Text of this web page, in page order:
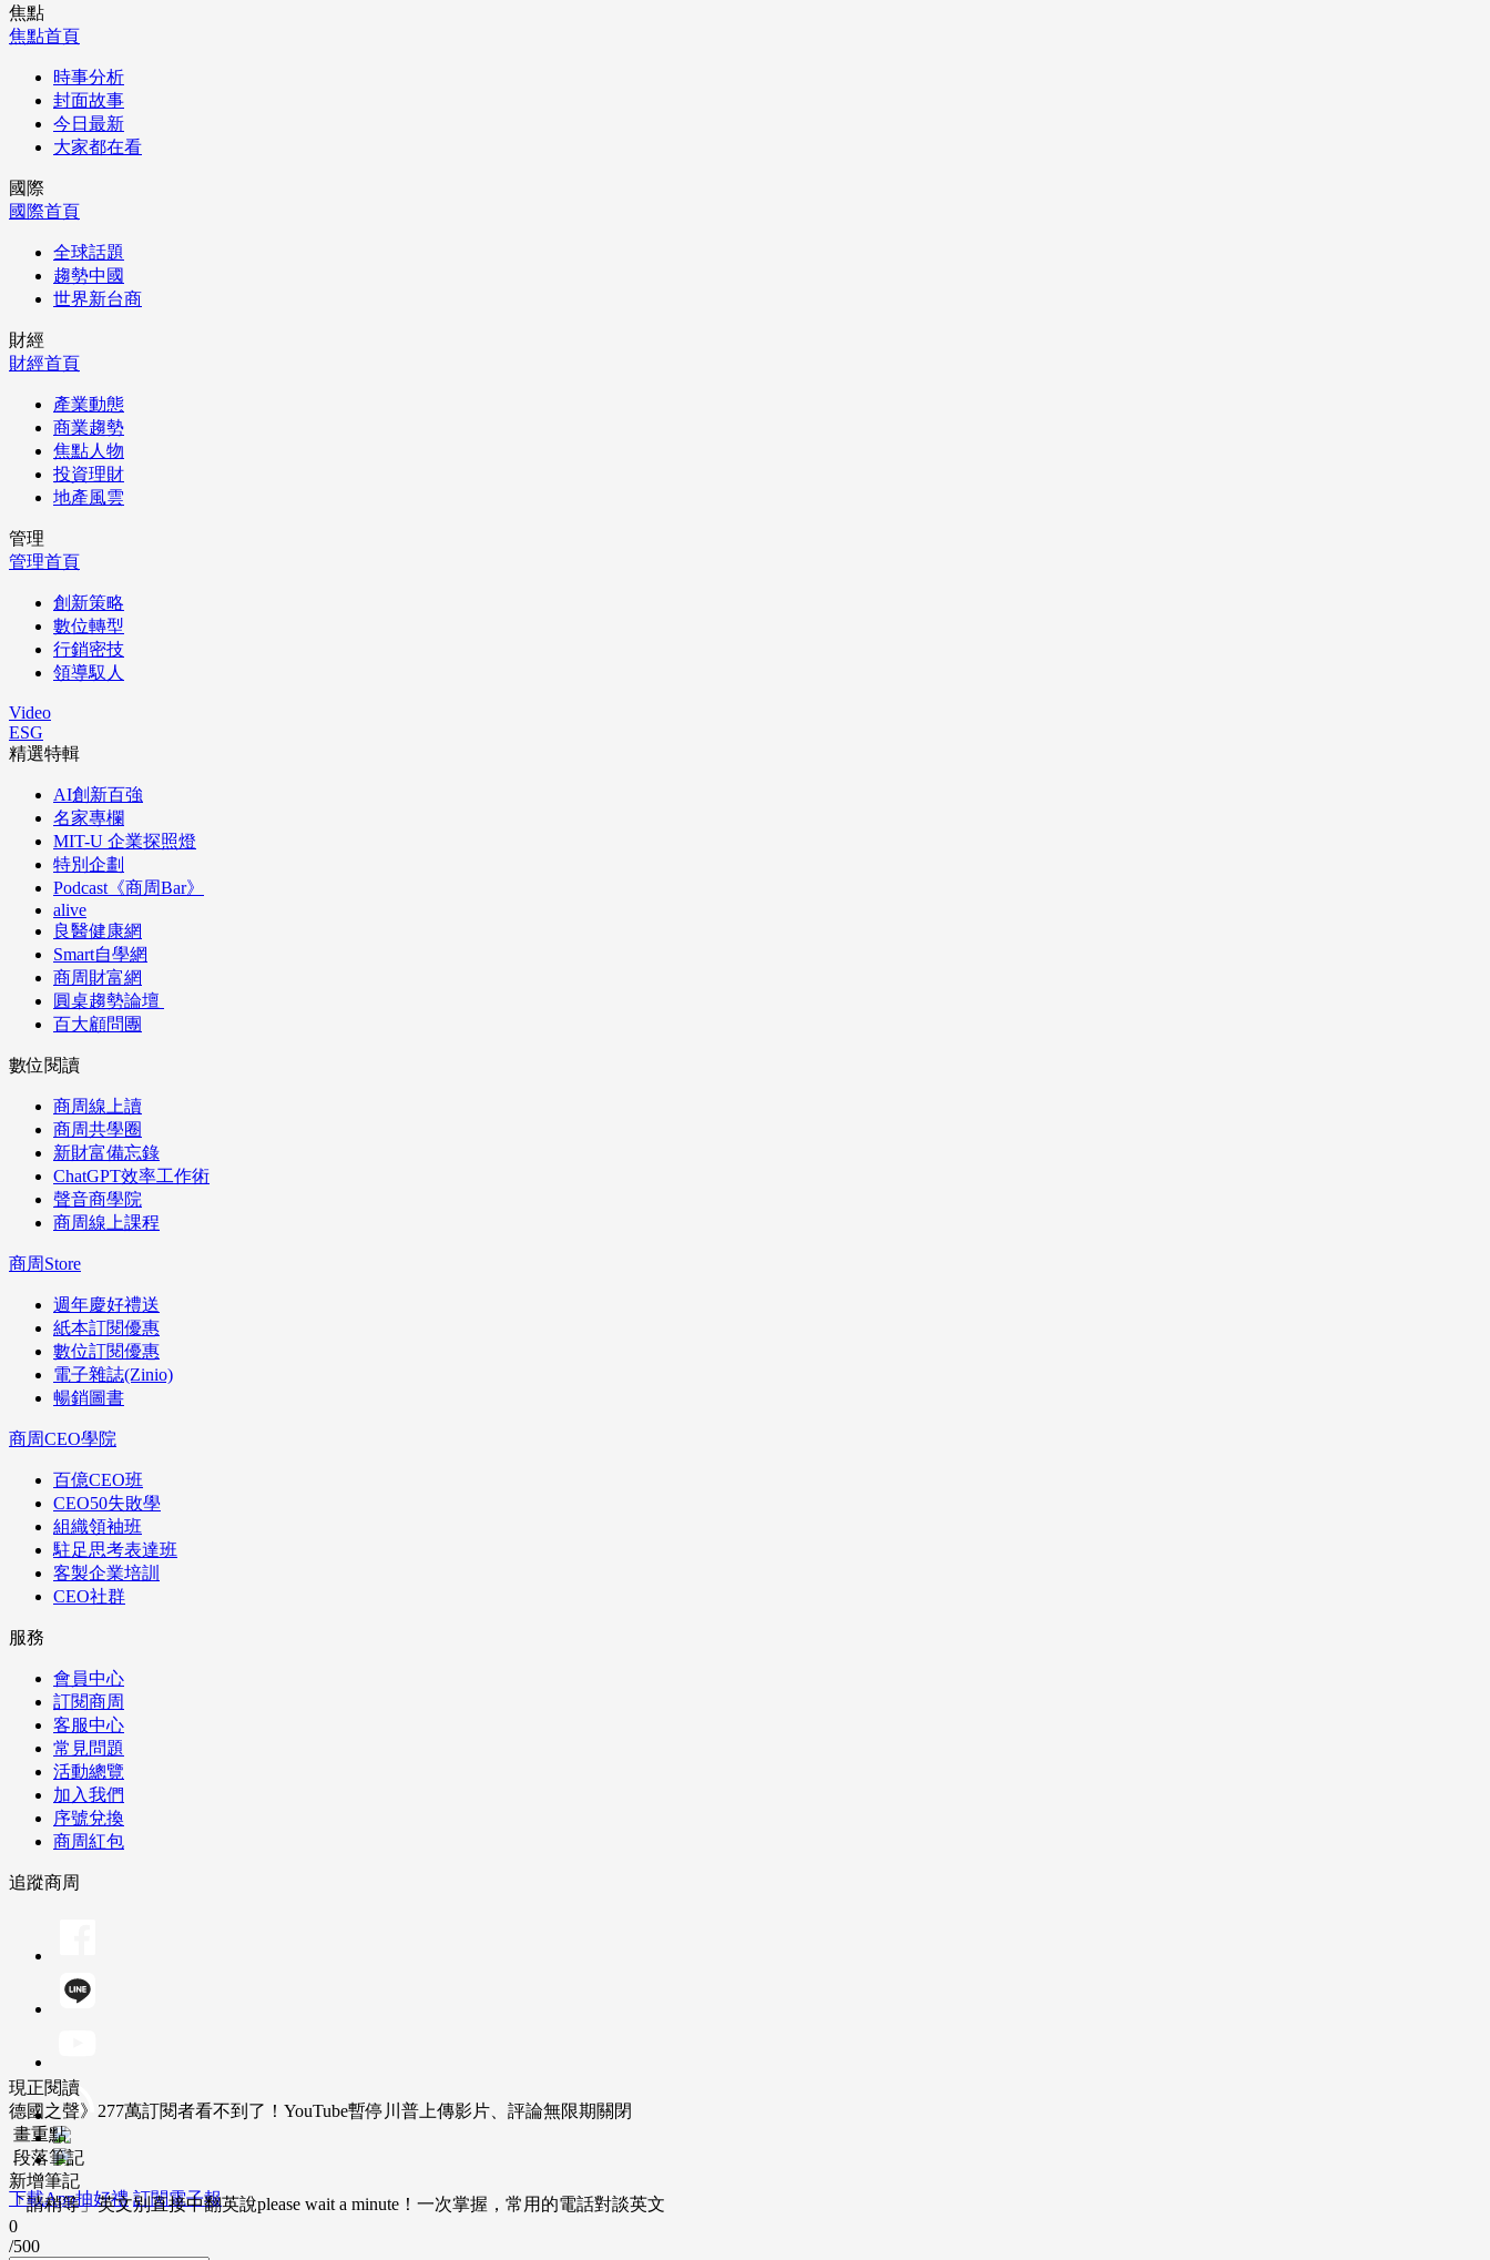
焦點
焦點首頁
時事分析
封面故事
今日最新
大家都在看
國際
國際首頁
全球話題
趨勢中國
世界新台商
財經
財經首頁
產業動態
商業趨勢
焦點人物
投資理財
地產風雲
管理
管理首頁
創新策略
數位轉型
行銷密技
領導馭人
Video
ESG
精選特輯
AI創新百強
名家專欄
MIT-U 企業探照燈
特別企劃
Podcast《商周Bar》
alive
良醫健康網
Smart自學網
商周財富網
圓桌趨勢論壇
百大顧問團
數位閱讀
商周線上讀
商周共學圈
新財富備忘錄
ChatGPT效率工作術
聲音商學院
商周線上課程
商周Store
週年慶好禮送
紙本訂閱優惠
數位訂閱優惠
電子雜誌(Zinio)
暢銷圖書
商周CEO學院
百億CEO班
CEO50失敗學
組織領袖班
駐足思考表達班
客製企業培訓
CEO社群
服務
會員中心
訂閱商周
客服中心
常見問題
活動總覽
加入我們
序號兌換
商周紅包
追蹤商周
下載App抽好禮 訂閱電子報
現正閱讀
德國之聲》277萬訂閱者看不到了！YouTube暫停川普上傳影片、評論無限期關閉
畫重點
段落筆記
新增筆記
「請稍等」英文別直接中翻英說please wait a minute！一次掌握，常用的電話對談英文
0
/500